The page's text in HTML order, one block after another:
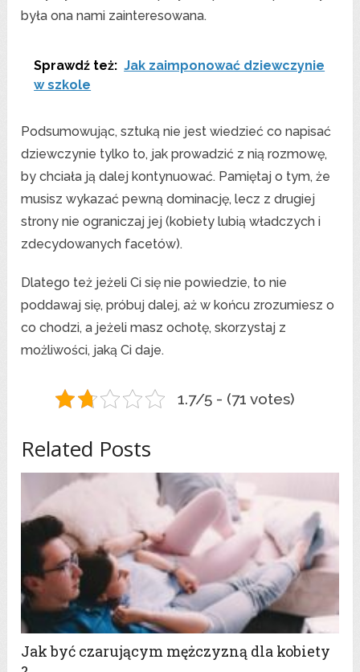
była ona nami zainteresowana.
Sprawdź też: Jak zaimponować dziewczynie
w szkole
Podsumowując, sztuką nie jest wiedzieć co napisać
dziewczynie tylko to, jak prowadzić z nią rozmowę,
by chciała ją dalej kontynuować. Pamiętaj o tym, że
musisz wykazać pewną dominację, lecz z drugiej
strony nie ograniczaj jej (kobiety lubią władczych i
zdecydowanych facetów).
Dlatego też jeżeli Ci się nie powiedzie, to nie
poddawaj się, próbuj dalej, aż w końcu zrozumiesz o
co chodzi, a jeżeli masz ochotę, skorzystaj z
możliwości, jaką Ci daje.
1.7/5 - (71 votes)
Related Posts
Jak być czarującym mężczyzną dla kobiety